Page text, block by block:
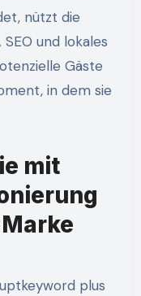
nützt die
und lokales
Gäste
in dem sie
mit
plus